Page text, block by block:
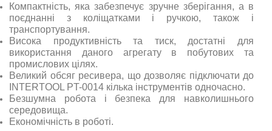
Компактність, яка забезпечує зручне зберігання, а в
поєднанні з коліщатками і ручкою, також і
транспортування.
Висока продуктивність та тиск, достатні для
використання даного агрегату в побутових та
промислових цілях.
Великий обсяг ресивера, що дозволяє підключати до
INTERTOOL PT-0014 кілька інструментів одночасно.
Безшумна робота і безпека для навколишнього
середовища.
Економічність в роботі.